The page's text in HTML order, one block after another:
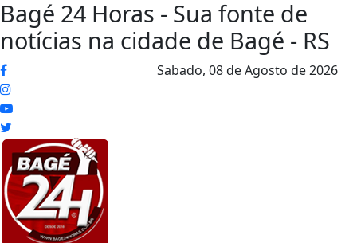
Bagé 24 Horas - Sua fonte de
notícias na cidade de Bagé - RS
Sabado, 08 de Agosto de 2026